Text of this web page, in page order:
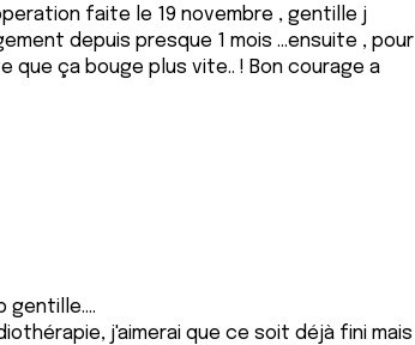
faite le 19 novembre , gentille j
depuis presque 1 mois ...ensuite , pour
que ça bouge plus vite.. ! Bon courage a
j'aimerai que ce soit déjà fini mais